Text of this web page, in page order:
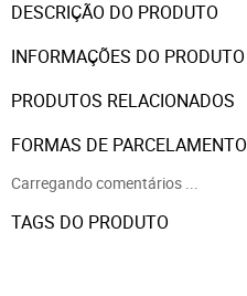
DESCRIÇÃO DO PRODUTO
INFORMAÇÕES DO PRODUTO
PRODUTOS RELACIONADOS
FORMAS DE PARCELAMENTO
Carregando comentários ...
TAGS DO PRODUTO